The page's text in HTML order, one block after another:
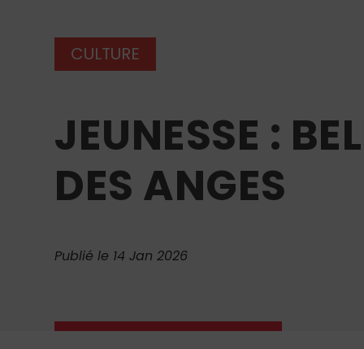
CULTURE
JEUNESSE :
DES ANGES
Publié le 14 Jan 2026